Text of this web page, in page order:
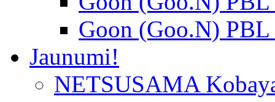
Goon (Goo.N)
Jaunumi!
NETSUSAMA